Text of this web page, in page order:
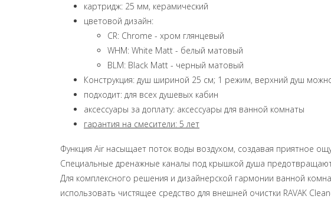
картридж: 25 мм, керамический
цветовой дизайн:
CR: Chrome - хром глянцевый
WHM: White Matt - белый матовый
BLM: Black Matt - черный матовый
Конструкция: душ шириной 25 см; 1 режим, верхний душ
подходит: для всех душевых кабин
аксессуары за доплату: аксессуары для ванной комнаты
гарантия на смесители: 5 лет
Функция Air насыщает поток воды воздухом, создавая приятное
Специальные дренажные каналы под крышкой душа
Для комплексного решения и дизайнерской гармонии ванной
использовать чистящее средство для внешней очистки RAVAK